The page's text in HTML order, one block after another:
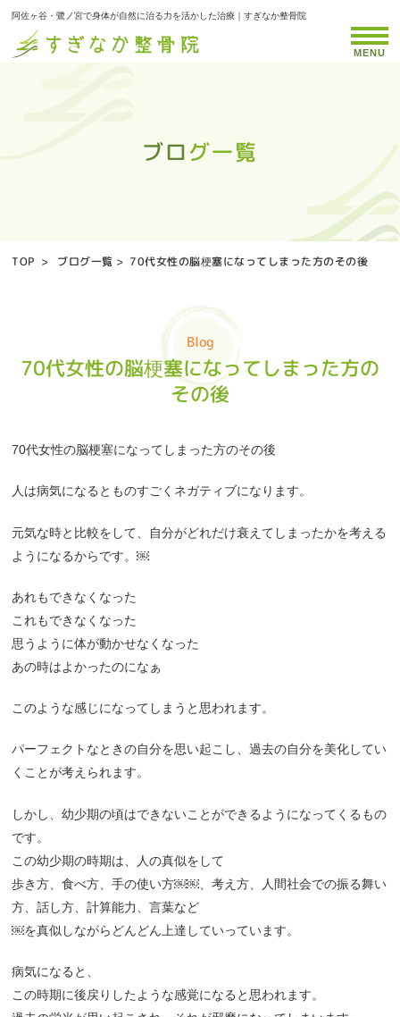
阿佐ヶ谷・鷺ノ宮で身体が自然に治る力を活かした治療｜すぎなか整骨院
ブログ一覧
ブログ一覧
ブログ一覧
ブログ一覧
ブログ一覧
ブログ一覧
ブログ一覧
ブログ一覧
ブログ一覧
ブログ一覧
ブログ一覧
ブログ一覧
ブログ一覧
ブログ一覧
ブログ一覧
ブログ一覧
ブログ一覧
ブログ一覧
ブログ一覧
ブログ一覧
ブログ一覧
ブログ一覧
ブログ一覧
ブログ一覧
ブログ一覧
ブログ一覧
ブログ一覧
ブログ一覧
ブログ一覧
ブログ一覧
ブログ一覧
ブログ一覧
ブログ一覧
ブログ一覧
ブログ一覧
ブログ一覧
ブログ一覧
ブログ一覧
ブログ一覧
ブログ一覧
ブログ一覧
ブログ一覧
ブログ一覧
ブログ一覧
MENU
TOP > ブログ一覧 > 70代女性の脳梗塞になってしまった方のその後
Blog
70代女性の脳梗塞になってしまった方の
その後
70代女性の脳梗塞になってしまった方のその後
人は病気になるとものすごくネガティブになります。
元気な時と比較をして、自分がどれだけ衰えてしまったかを考える
ようになるからです。￼
あれもできなくなった
これもできなくなった
思うように体が動かせなくなった
あの時はよかったのになぁ
このような感じになってしまうと思われます。
パーフェクトなときの自分を思い起こし、過去の自分を美化してい
くことが考えられます。
しかし、幼少期の頃はできないことができるようになってくるもの
です。
この幼少期の時期は、人の真似をして
歩き方、食べ方、手の使い方￼￼、考え方、人間社会での振る舞い
方、話し方、計算能力、言葉など
￼を真似しながらどんどん上達していっています。
病気になると、
この時期に後戻りしたような感覚になると思われます。